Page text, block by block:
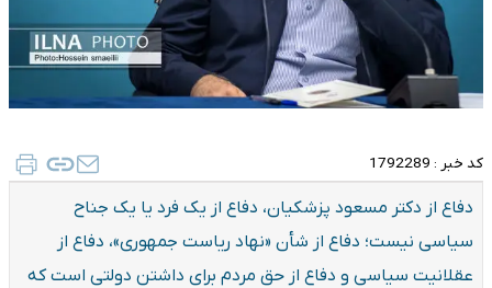
کد خبر : 1792289
دفاع از دکتر مسعود پزشکیان، دفاع از یک فرد یا یک جناح
سیاسی نیست؛ دفاع از شأن «نهاد ریاست جمهوری»، دفاع از
عقلانیت سیاسی و دفاع از حق مردم برای داشتن دولتی است که